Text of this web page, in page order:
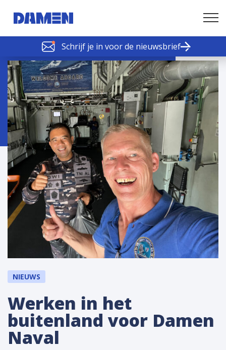
Schrijf je in voor de nieuwsbrief
SCHELDE SCHAKELS
Nieuws of tips
NIEUWS
Werken in het
buitenland voor Damen
Naval